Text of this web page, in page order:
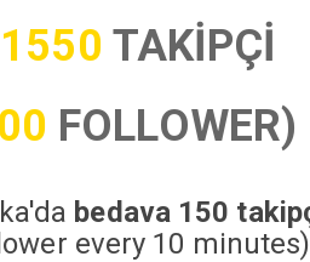
TAKİPÇİ
FOLLOWER)
bedava 150
every 10 minutes)